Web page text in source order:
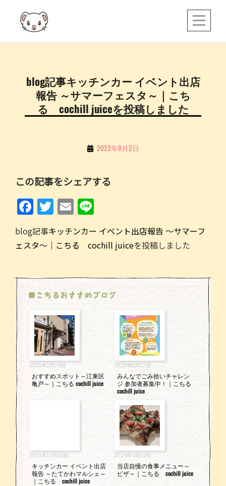
content
blog記事キッチンカー イベント出店
報告 ～サマーフェスタ～｜こち
る cochill juiceを投稿しました
By
る
2022年8月2日
この記事をシェアする
F
a
c
e
b
o
o
k
T
w
itt
er
E
m
ai
l
e
blog記事キッチンカー イベント出店報告 ～サマーフ
ェスタ～｜こちる cochill juiceを投稿しました
■こちるおすすめブログ
2020年2月16日
おすすめスポット～江東区
亀戸～｜こちる cochill juice
2020年8月17日
みんなでごみ拾いチャレン
ジ 参加者募集中！｜こちる
cochill juice
2023年10月30日
キッチンカー イベント出店
報告 ～たてかわマルシェ～
｜こちる cochill juice
2026年3月22日
当店自慢の食事メニュー～
ピザ～｜こちる cochill juice
投
稿
ビ
ョ
ン